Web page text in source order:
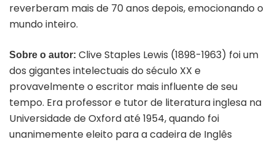
reverberam mais de 70 anos depois, emocionando o
mundo inteiro.
Sobre o autor: Clive Staples Lewis (1898-1963) foi um
dos gigantes intelectuais do século XX e
provavelmente o escritor mais influente de seu
tempo. Era professor e tutor de literatura inglesa na
Universidade de Oxford até 1954, quando foi
unanimemente eleito para a cadeira de Inglês